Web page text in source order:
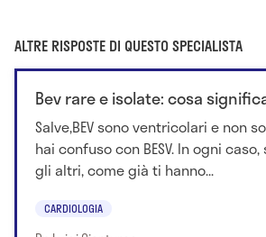
ALTRE RISPOSTE DI QUESTO SPECIALISTA
Bev rare e isolate: cosa
Salve,BEV sono ventricolari e non
hai confuso con BESV. In ogni
gli altri, come già ti hanno...
CARDIOLOGIA